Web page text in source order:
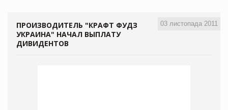
03 листопада 2011
ПРОИЗВОДИТЕЛЬ "КРАФТ ФУДЗ
УКРАИНА" НАЧАЛ ВЫПЛАТУ
ДИВИДЕНТОВ